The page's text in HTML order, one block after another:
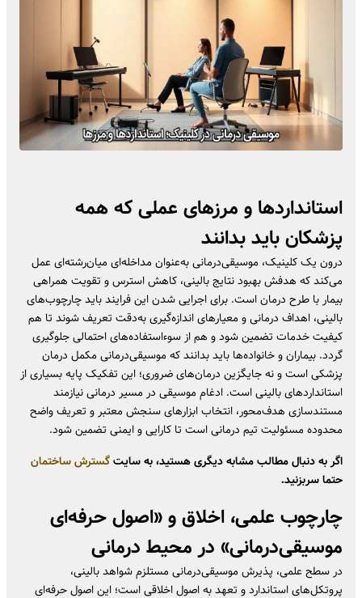
استانداردها و مرزهای عملی که همه
پزشکان باید بدانند
درون یک کلینیک، موسیقی‌درمانی به‌عنوان مداخله‌ای میان‌رشته‌ای عمل
می‌کند که هدفش بهبود نتایج بالینی، کاهش استرس و تقویت همراهی
بیمار با طرح درمان است. برای اجرایی شدن این فرایند باید چارچوب‌های
بالینی، اهداف درمانی و معیارهای اندازه‌گیری به‌دقت تعریف شوند تا هم
کیفیت خدمات تضمین شود و هم از سوءاستفاده‌های احتمالی جلوگیری
گردد. بیماران و خانواده‌ها باید بدانند که موسیقی‌درمانی مکمل درمان
پزشکی است و نه جایگزین درمان‌های ضروری؛ این تفکیک پایه بسیاری از
استانداردهای بالینی است. ادغام موسیقی در مسیر درمانی نیازمند
مستندسازی هدف‌محور، انتخاب ابزارهای سنجش معتبر و تعریف واضح
محدوده مسئولیت تیم درمانی است تا کارایی و ایمنی تضمین شود.
اگر به دنبال مطالب مشابه دیگری هستید، به سایتگسترش ساختمان
حتما سربزنید.
چارچوب علمی، اخلاق و «اصول حرفه‌ای
موسیقی‌درمانی» در محیط درمانی
در سطح علمی، پذیرش موسیقی‌درمانی مستلزم شواهد بالینی،
پروتکل‌های استاندارد و تعهد به اصول اخلاقی است؛ این اصول حرفه‌ای